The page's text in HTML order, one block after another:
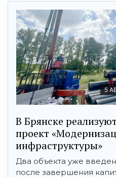
5
В Брянске
проект
инфраструктуры»
Два объекта уже
после завершения